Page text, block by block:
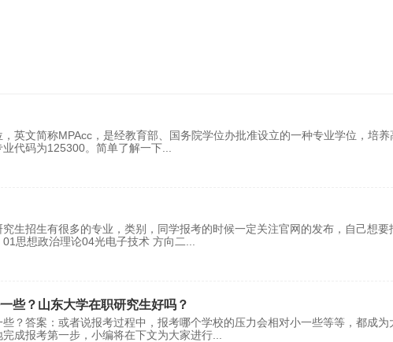
英文简称MPAcc，是经教育部、国务院学位办批准设立的一种专业学位，培养
代码为125300。简单了解一下
生招生有很多的专业，类别，同学报考的时候一定关注官网的发布，自己想要
思想政治理论04光电子技术 方向二
些？山东大学在职研究生好吗？
？答案：或者说报考过程中，报考哪个学校的压力会相对小一些等等，都成为
成报考第一步，小编将在下文为大家进行